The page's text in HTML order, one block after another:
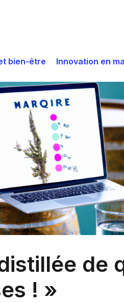
bien-être Innovation en
de
! »